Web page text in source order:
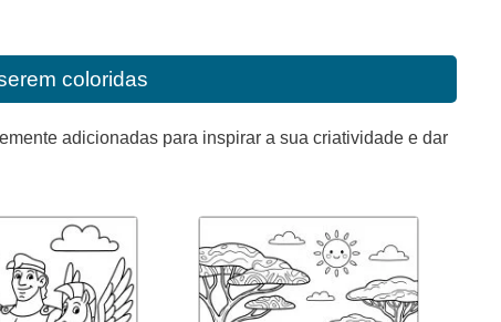
coloridas
adicionadas para inspirar a sua criatividade e dar